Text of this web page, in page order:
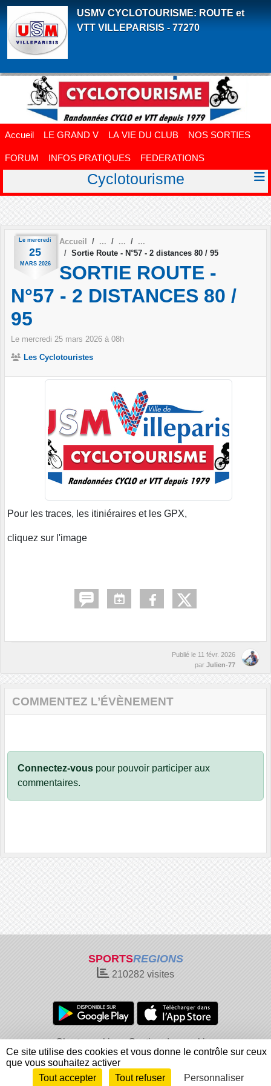
USMV CYCLOTOURISME: ROUTE et
VTT VILLEPARISIS - 77270
Accueil LE GRAND V LA VIE DU CLUB NOS SORTIES
FORUM INFOS PRATIQUES FEDERATIONS
Cyclotourisme
Le mercredi
25
MARS 2026
Accueil
Sortie Route - N°57 - 2 distances 80 / 95
SORTIE ROUTE -
N°57 - 2 DISTANCES 80 /
95
Le mercredi 25 mars 2026 à 08h
Les Cyclotouristes
Pour les traces, les itiniéraires et les GPX,
cliquez sur l'image
Publié le 11 févr. 2026
par Julien-77
COMMENTEZ L’ÉVÈNEMENT
Connectez-vous pour pouvoir participer aux
commentaires.
SPORTSREGIONS
210282 visites
Charte cookies
Gestion des cookies
Informations légales
Signaler un contenu inapproprié
Envie de participer ? Connexion
Panneau de gestion des cookies
Ce site utilise des cookies et vous donne le contrôle sur ceux
que vous souhaitez activer
Tout accepter
Tout refuser Personnaliser